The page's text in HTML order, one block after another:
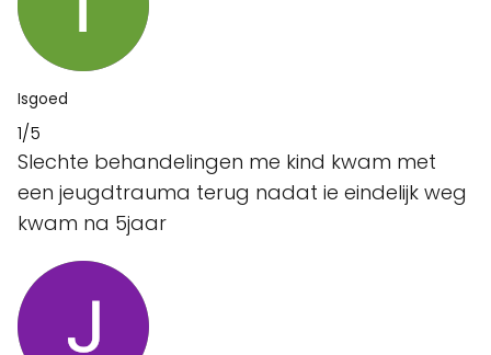
Isgoed
1/5
Slechte behandelingen me kind kwam met
een jeugdtrauma terug nadat ie eindelijk weg
kwam na 5jaar